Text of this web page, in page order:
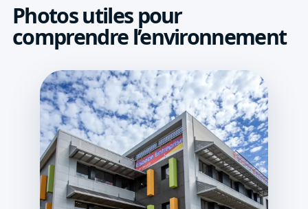
Photos utiles pour
comprendre l’environnement